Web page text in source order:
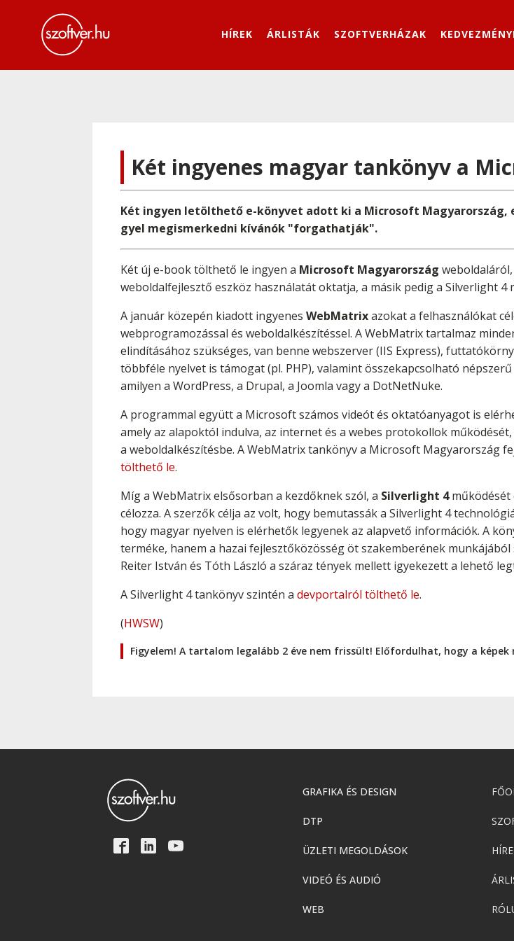
HÍREK ÁRLISTÁK SZOFTVERHÁZAK
Két ingyenes magyar tankönyv a
Két ingyen letölthető e-könyvet adott ki a Microsoft
gyel megismerkedni kívánók "forgathatják".
Két új e-book tölthető le ingyen a Microsoft Magyarország
weboldalfejlesztő eszköz használatát oktatja, a másik pedig a Silverlight 4
A január közepén kiadott ingyenes WebMatrixazokat a felhasználókat
webprogramozással és weboldalkészítéssel. A WebMatrix tartalmaz
elindításához szükséges, van benne webszerver (IIS Express),
többféle nyelvet is támogat (pl. PHP), valamint összekapcsolható
amilyen a WordPress, a Drupal, a Joomla vagy a DotNetNuke.
A programmal együtt a Microsoft számos videót és oktatóanyagot is
amely az alapoktól indulva, az internet és a webes protokollok
a weboldalkészítésbe. A WebMatrix tankönyv a Microsoft Magyarország
tölthető le.
Míg a WebMatrix elsősorban a kezdőknek szól, a Silverlight 4működését
célozza. A szerzők célja az volt, hogy bemutassák a Silverlight 4
hogy magyar nyelven is elérhetők legyenek az alapvető információk. A
terméke, hanem a hazai fejlesztőközösség öt szakemberének
Reiter István és Tóth László a száraz tények mellett igyekezett a lehető
A Silverlight 4 tankönyv szintén a devportalról tölthető le.
(HWSW)
Figyelem! A tartalom legalább 2 éve nem frissült! Előfordulhat, hogy a képek
GRAFIKA ÉS DESIGN
DTP
ÜZLETI MEGOLDÁSOK
VIDEÓ ÉS AUDIÓ
WEB